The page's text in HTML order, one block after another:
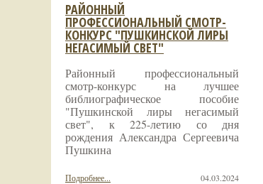
РАЙОННЫЙ
ПРОФЕССИОНАЛЬНЫЙ СМОТР-
КОНКУРС "ПУШКИНСКОЙ ЛИРЫ
НЕГАСИМЫЙ СВЕТ"
Районный профессиональный
смотр-конкурс на лучшее
библиографическое пособие
"Пушкинской лиры негасимый
свет", к 225-летию со дня
рождения Александра Сергеевича
Пушкина
04.03.2024
Подробнее...